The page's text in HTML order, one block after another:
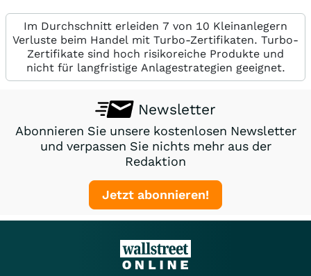
Im Durchschnitt erleiden 7 von 10 Kleinanlegern
Verluste beim Handel mit Turbo-Zertifikaten. Turbo-
Zertifikate sind hoch risikoreiche Produkte und
nicht für langfristige Anlagestrategien geeignet.
Newsletter
Abonnieren Sie unsere kostenlosen Newsletter
und verpassen Sie nichts mehr aus der
Redaktion
Jetzt abonnieren!